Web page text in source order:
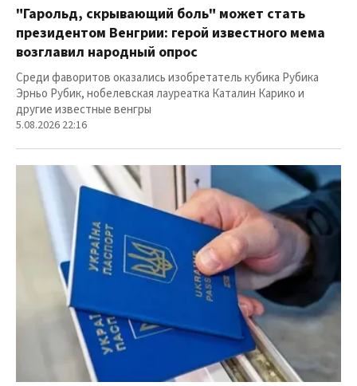
"Гарольд, скрывающий боль" может стать
президентом Венгрии: герой известного мема
возглавил народный опрос
Среди фаворитов оказались изобретатель кубика Рубика
Эрньо Рубик, нобелевская лауреатка Каталин Карико и
другие известные венгры
5.08.2026 22:16